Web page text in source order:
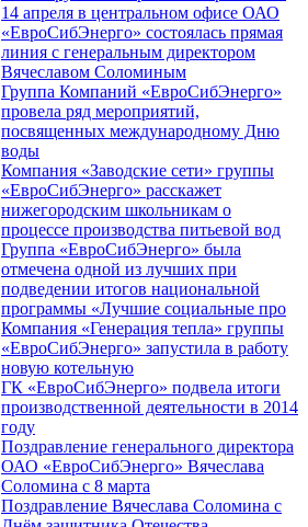
14 апреля в центральном офисе ОАО
«ЕвроСибЭнерго» состоялась прямая
линия с генеральным директором
Вячеславом Соломиным
Группа Компаний «ЕвроСибЭнерго»
провела ряд мероприятий,
посвященных международному Дню
воды
Компания «Заводские сети» группы
«ЕвроСибЭнерго» расскажет
нижегородским школьникам о
процессе производства питьевой вод
Группа «ЕвроСибЭнерго» была
отмечена одной из лучших при
подведении итогов национальной
программы «Лучшие социальные про
Компания «Генерация тепла» группы
«ЕвроСибЭнерго» запустила в работу
новую котельную
ГК «ЕвроСибЭнерго» подвела итоги
производственной деятельности в 2014
году
Поздравление генерального директора
ОАО «ЕвроСибЭнерго» Вячеслава
Соломина с 8 марта
Поздравление Вячеслава Соломина с